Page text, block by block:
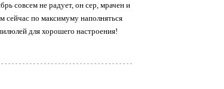
совсем не радует, он сер, мрачен и
сейчас по максимуму наполняться
для хорошего настроения!